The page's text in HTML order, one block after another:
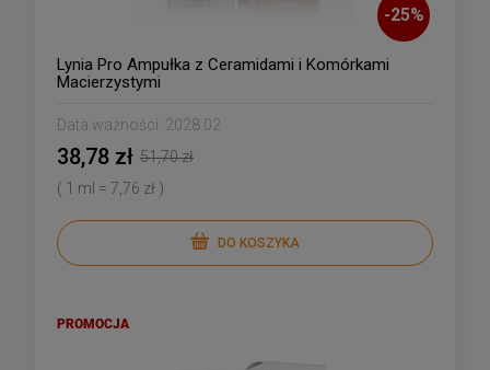
-25%
Lynia Pro Ampułka z Ceramidami i Komórkami
Macierzystymi
Data ważności: 2028.02
38,78 zł 51,70 zł
( 1 ml = 7,76 zł )
DO KOSZYKA
PROMOCJA